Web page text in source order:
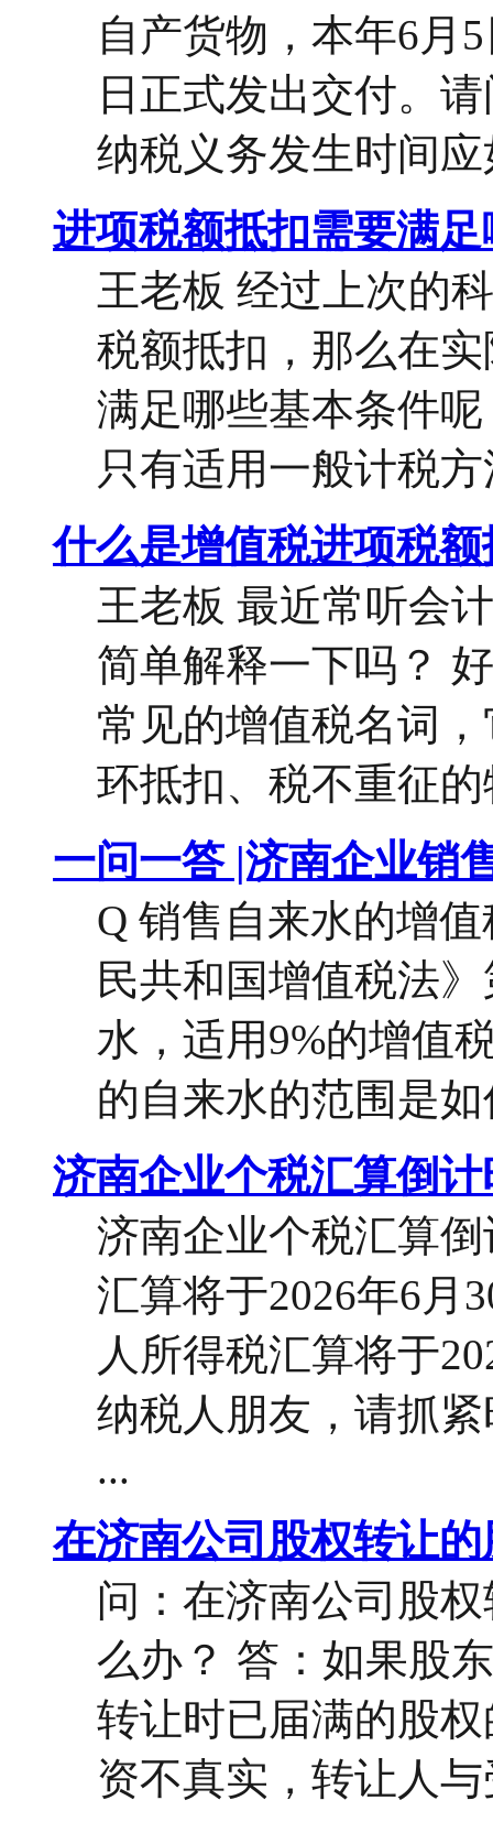
自产货物，本年6月
日正式发出交付。
纳税义务发生时间
进项税额抵扣需要满
王老板 经过上次的
税额抵扣，那么在
满足哪些基本条件
只有适用一般计税
什么是增值税进项税
王老板 最近常听会
简单解释一下吗？
常见的增值税名词
环抵扣、税不重征
一问一答 |济南企业销
Q 销售自来水的增
民共和国增值税法
水，适用9%的增值
的自来水的范围是
济南企业个税汇算倒计
济南企业个税汇算
汇算将于2026年6月
人所得税汇算将于
纳税人朋友，请抓
...
在济南公司股权转让
问：在济南公司股
么办？ 答：如果股
转让时已届满的股
资不真实，转让人